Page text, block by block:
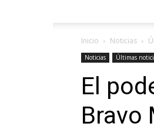
Inicio Noticias
Noticias Últimas
El
Bravo